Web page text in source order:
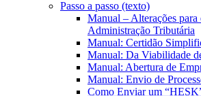
Passo a passo (texto)
Manual – Alterações
Administração Tributária
Manual: Certidão
Manual: Da Viabilidade
Manual: Abertura de
Manual: Envio de
Como Enviar um